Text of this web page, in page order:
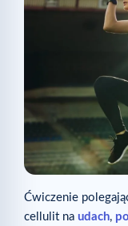
Ćwiczenie
cellulit na udach,